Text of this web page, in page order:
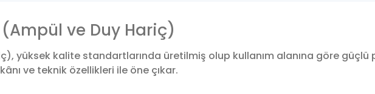
ve Duy Hariç)
yüksek kalite standartlarında üretilmiş olup kullanım alanına göre
ve teknik özellikleri ile öne çıkar.